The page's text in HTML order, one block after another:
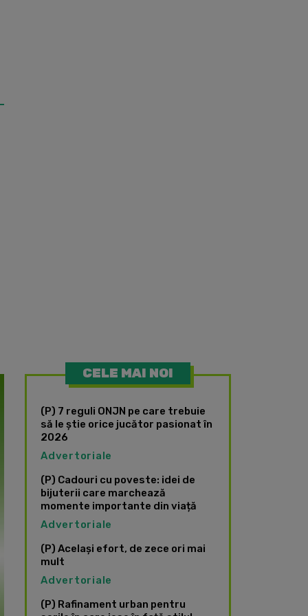
CELE MAI NOI
(P) 7 reguli ONJN pe care trebuie
să le știe orice jucător pasionat în
2026
Advertoriale
(P) Cadouri cu poveste: idei de
bijuterii care marchează
momente importante din viață
Advertoriale
(P) Același efort, de zece ori mai
mult
Advertoriale
(P) Rafinament urban pentru